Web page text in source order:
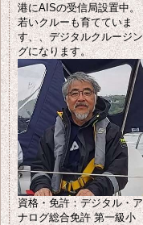
港にAISの受信局設置中。
若いクルーも育てていま
す、、デジタルクルージン
グになります。
資格・免許：デジタル・ア
ナログ総合免許 第一級小